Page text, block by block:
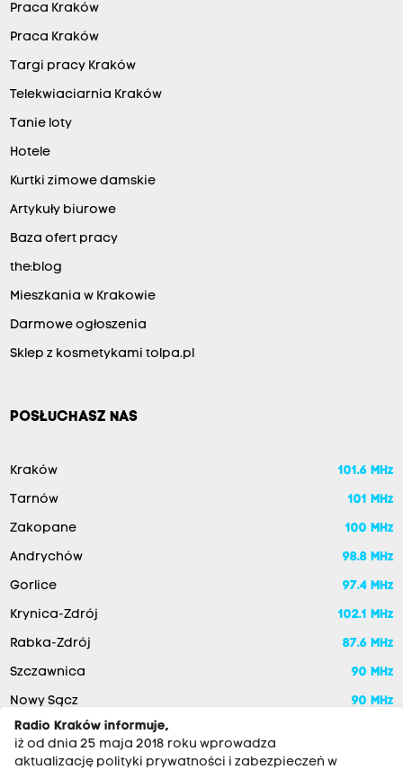
Praca Kraków
Praca Kraków
Targi pracy Kraków
Telekwiaciarnia Kraków
Tanie loty
Hotele
Kurtki zimowe damskie
Artykuły biurowe
Baza ofert pracy
the:blog
Mieszkania w Krakowie
Darmowe ogłoszenia
Sklep z kosmetykami tolpa.pl
POSŁUCHASZ NAS
Kraków 101.6 MHz
Tarnów 101 MHz
Zakopane 100 MHz
Andrychów 98.8 MHz
Gorlice 97.4 MHz
Krynica-Zdrój 102.1 MHz
Rabka-Zdrój 87.6 MHz
Szczawnica 90 MHz
Nowy Sącz
90 MHz
Radio Kraków informuje,
iż od dnia 25 maja 2018 roku wprowadza
aktualizację polityki prywatności i zabezpieczeń w